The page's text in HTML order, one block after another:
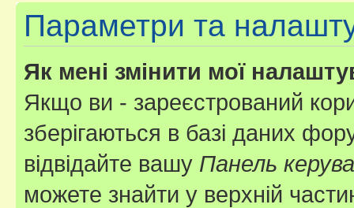
Параметри та
Як мені змінити мої
Якщо ви - зареєстрований
зберігаються в базі даних
відвідайте вашу Панель
можете знайти у верхній